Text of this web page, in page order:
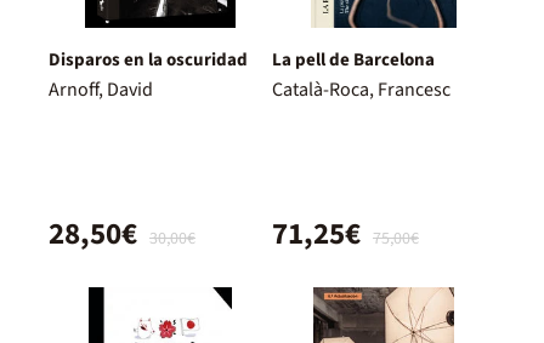
Disparos en la oscuridad
Arnoff, David
30,00€
28,50€
La pell de Barcelona
Català-Roca, Francesc
75,00€
71,25€